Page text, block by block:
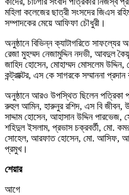
মহিলা কলেজের ছাত্রী সংসদের জিএস
সম্পাদকের মেয়ে আফিফা চৌধুরী।
অনুষ্ঠানে বিভিন্ন ক্যাটাগরিতে
রেজা মুহম্মদ নেজামুদ্দিন নদভী, আবদুল
জাহিদ হোসেন, মোহাম্মদ মোসলেম উদ্দিন,
কন্ট্রাাক্টর, এস কে সাগরকে সম্মাননা
অনুষ্ঠানে আরও উপস্থিত ছিলেন পত্রিকা
রুহুল আমিন, হারুনুর রশিদ, এস বি জীবন,
সাদ্দাম হোসেন, আহাসান উদ্দিন পারভেজ,
শহিদুল ইসলাম, প্রভাস চক্রবর্তী, মো.
সোহেল, আরফাত হোসেন, মো. আসিফ,
প্রমুখ।
শেয়ার
আগে